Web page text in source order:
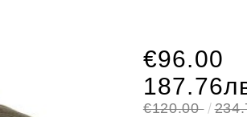
€96.00
€120.00